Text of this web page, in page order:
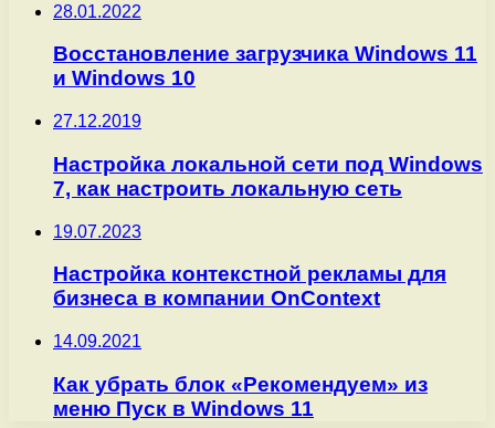
28.01.2022
Восстановление загрузчика Windows 11
и Windows 10
27.12.2019
Настройка локальной сети под Windows
7, как настроить локальную сеть
19.07.2023
Настройка контекстной рекламы для
бизнеса в компании OnContext
14.09.2021
Как убрать блок «Рекомендуем» из
меню Пуск в Windows 11